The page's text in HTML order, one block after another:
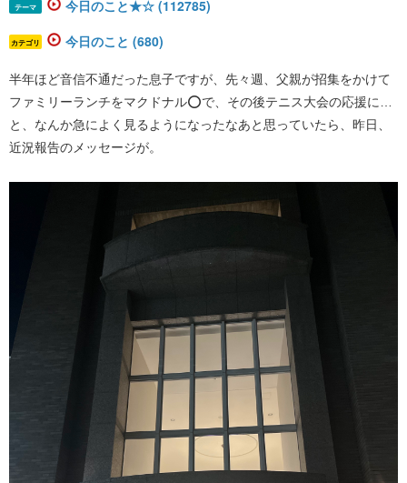
テーマ 今日のこと★☆ (112785)
カテゴリ 今日のこと (680)
半年ほど音信不通だった息子ですが、先々週、父親が招集をかけて
ファミリーランチをマクドナル⭕️で、その後テニス大会の応援に…
と、なんか急によく見るようになったなあと思っていたら、昨日、
近況報告のメッセージが。